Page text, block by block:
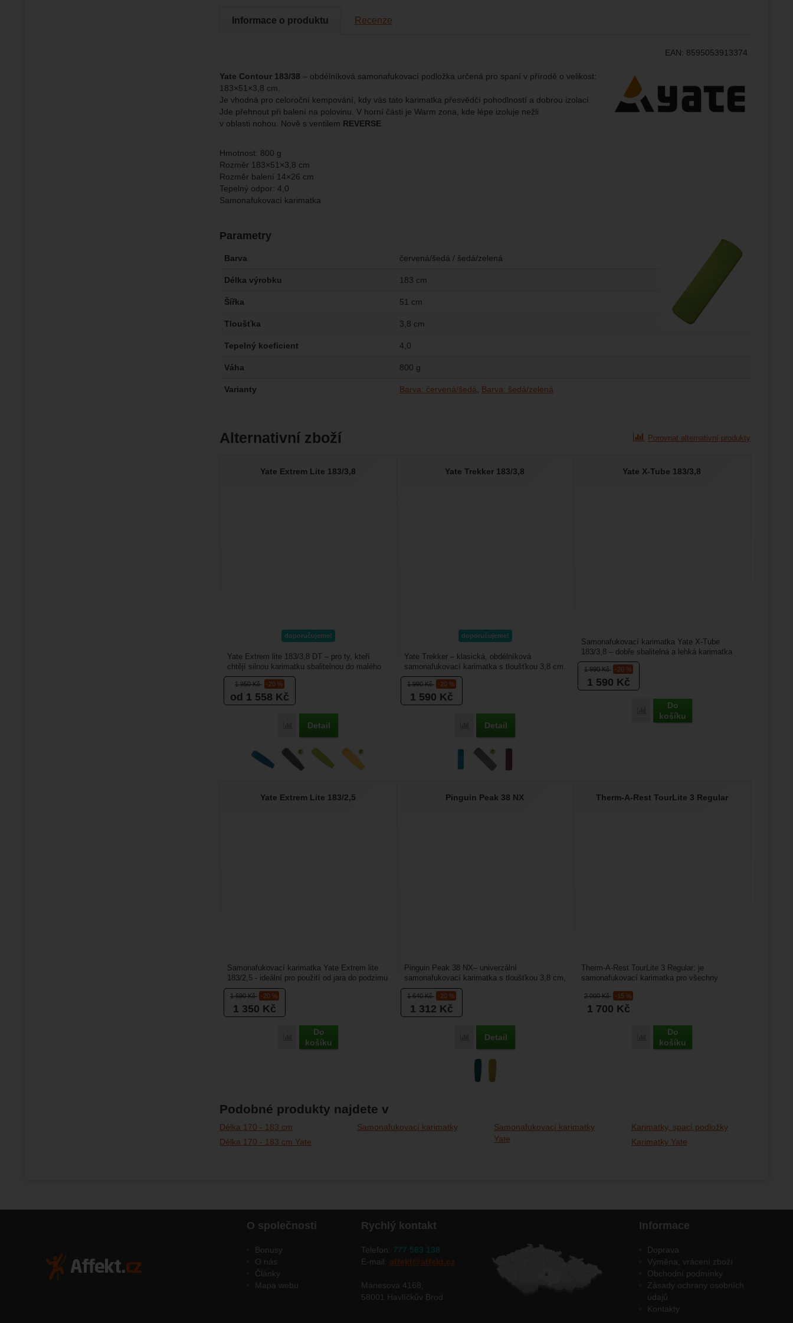
Zobrazit
Tyto cookies nám umožňují měření výkonu našeho webu i našich reklamních kampaní.
Zobrazit
Marketingové cookies používáme my nebo naši partneři, abychom vám mohli zobrazit
vhodné obsahy nebo reklamy jak na našich stránkách, tak na stránkách třetích stran.
Informace o produktu Recenze
EAN: 8595053913374
Výrobce:
Yate Contour 183/38 – obdélníková samonafukovací podložka určená pro spaní v přírodě o velikost:
183×51×3,8 cm.
Je vhodná pro celoroční kempování, kdy vás tato karimatka přesvědčí pohodlností a dobrou izolací.
Jde přehnout při balení na polovinu. V horní části je Warm zona, kde lépe izoluje nežli
v oblasti nohou. Nově s ventilem REVERSE
Hmotnost: 800 g
Rozměr 183×51×3,8 cm
Rozměr balení 14×26 cm
Tepelný odpor: 4,0
Samonafukovací karimatka
Parametry
Barva červená/šedá / šedá/zelená
Délka výrobku 183 cm
Šířka 51 cm
Tloušťka 3,8 cm
Tepelný koeficient 4,0
Váha 800 g
Varianty Barva: červená/šedá Barva: šedá/zelená
Alternativní zboží Porovnat alternativní produkty
Yate Extrem Lite 183/3,8
doporučujeme!
1 950Kč -20 %
od 1 558 Kč
Porovnat
Detail
Yate Extrem lite 183/3,8 DT – pro ty, kteří
chtějí silnou karimatku sbalitelnou do malého
balíčku. Je...
Yate Trekker 183/3,8
doporučujeme!
1 990Kč -20 %
1 590 Kč
Porovnat
Detail
Yate Trekker – klasická, obdélníková
samonafukovací karimatka s tloušťkou 3,8 cm.
Je ještě skladná a...
Yate X-Tube 183/3,8
1 990Kč -20 %
1 590 Kč
Porovnat
Do
košíku
Samonafukovací karimatka Yate X-Tube
183/3,8 – dobře sbalitelná a lehká karimatka
o tloušťce 3,8 cm....
Yate Extrem Lite 183/2,5
1 690Kč -20 %
1 350 Kč
Porovnat
Do
košíku
Samonafukovací karimatka Yate Extrem lite
183/2,5 - ideální pro použití od jara do podzimu
pri turistice,...
Pinguin Peak 38 NX
1 640Kč -20 %
1 312 Kč
Porovnat
Detail
Pinguin Peak 38 NX– univerzální
samonafukovací karimatka s tloušťkou 3,8 cm,
je složená z horizontálních...
Therm-A-Rest TourLite 3 Regular
2 000Kč -15 %
1 700 Kč
Porovnat
Do
košíku
Therm-A-Rest TourLite 3 Regular: je
samonafukovací karimatka pro všechny
Podobné produkty najdete v
Délka 170 - 183 cm
Délka 170 - 183 cm Yate
Samonafukovací karimatky
Samonafukovací karimatky
Yate
Karimatky, spací podložky
Karimatky Yate
O společnosti
Bonusy
O nás
Články
Mapa webu
Rychlý kontakt
Telefon: 777 563 138
E-mail: affekt@affekt.cz
Mánesova 4168,
58001 Havlíčkův Brod
Informace
Doprava
Výměna, vrácení zboží
Obchodní podmínky
Zásady ochrany osobních
údajů
Kontakty